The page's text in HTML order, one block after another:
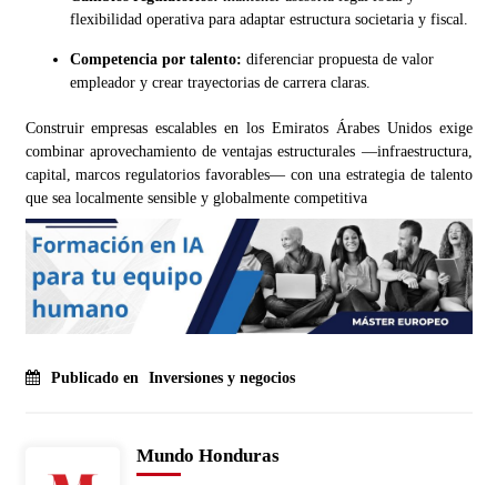
flexibilidad operativa para adaptar estructura societaria y fiscal.
Competencia por talento: diferenciar propuesta de valor
empleador y crear trayectorias de carrera claras.
Construir empresas escalables en los Emiratos Árabes Unidos exige
combinar aprovechamiento de ventajas estructurales —infraestructura,
capital, marcos regulatorios favorables— con una estrategia de talento
que sea localmente sensible y globalmente competitiva
Publicado en Inversiones y negocios
Mundo Honduras